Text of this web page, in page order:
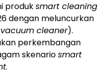
produksmart cleaning
dengan meluncurkan
cleaner).
perkembangan
skenariosmart
.